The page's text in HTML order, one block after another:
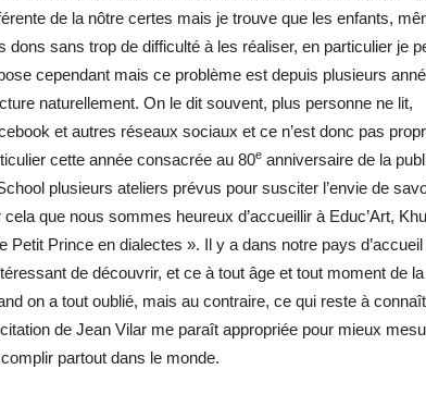
de la nôtre certes mais je trouve que les enfants,
sans trop de difficulté à les réaliser, en particulier je
cependant mais ce problème est depuis plusieurs
naturellement. On le dit souvent, plus personne ne lit,
et autres réseaux sociaux et ce n’est donc pas
cette année consacrée au 80e anniversaire de la
plusieurs ateliers prévus pour susciter l’envie de
que nous sommes heureux d’accueillir à Educ’Art,
Petit Prince en dialectes ». Il y a dans notre pays
de découvrir, et ce à tout âge et tout moment de
on a tout oublié, mais au contraire, ce qui reste à
de Jean Vilar me paraît appropriée pour mieux
partout dans le monde.